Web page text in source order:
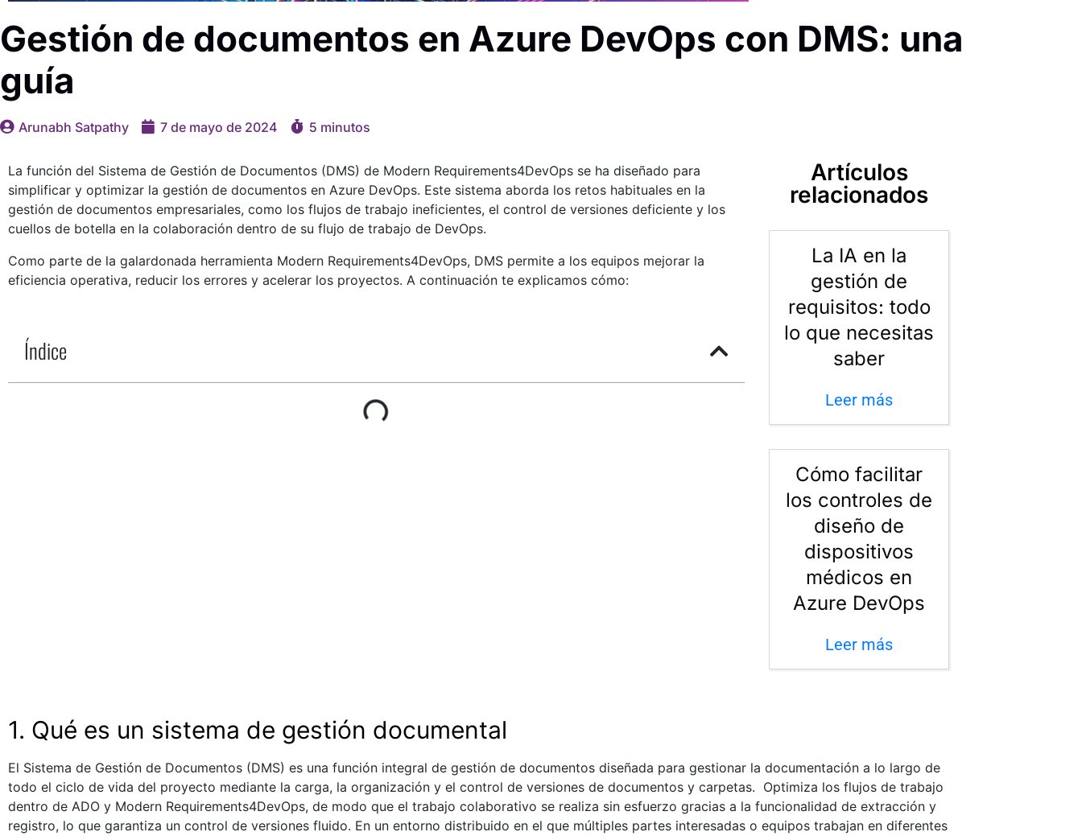
Gestión de documentos en Azure DevOps con DMS: una
guía
Arunabh Satpathy 7 de mayo de 2024 5 minutos
La función del Sistema de Gestión de Documentos (DMS) de Modern Requirements4DevOps se ha diseñado para
simplificar y optimizar la gestión de documentos en Azure DevOps. Este sistema aborda los retos habituales en la
gestión de documentos empresariales, como los flujos de trabajo ineficientes, el control de versiones deficiente y los
cuellos de botella en la colaboración dentro de su flujo de trabajo de DevOps.
Como parte de la galardonada herramienta Modern Requirements4DevOps, DMS permite a los equipos mejorar la
eficiencia operativa, reducir los errores y acelerar los proyectos. A continuación te explicamos cómo:
Índice
Artículos
relacionados
La IA en la
gestión de
requisitos: todo
lo que necesitas
saber
Leer más
Cómo facilitar
los controles de
diseño de
dispositivos
médicos en
Azure DevOps
Leer más
1. Qué es un sistema de gestión documental
El Sistema de Gestión de Documentos (DMS) es una función integral de gestión de documentos diseñada para gestionar la documentación a lo largo de
todo el ciclo de vida del proyecto mediante la carga, la organización y el control de versiones de documentos y carpetas. Optimiza los flujos de trabajo
dentro de ADO y Modern Requirements4DevOps, de modo que el trabajo colaborativo se realiza sin esfuerzo gracias a la funcionalidad de extracción y
registro, lo que garantiza un control de versiones fluido. En un entorno distribuido en el que múltiples partes interesadas o equipos trabajan en diferentes